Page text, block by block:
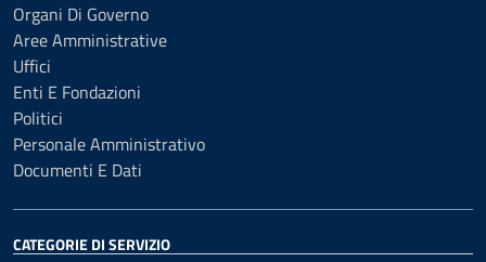
Organi Di Governo
Aree Amministrative
Uffici
Enti E Fondazioni
Politici
Personale Amministrativo
Documenti E Dati
CATEGORIE DI SERVIZIO